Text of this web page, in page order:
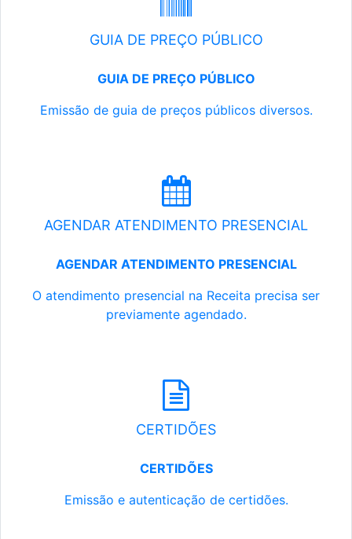
GUIA DE PREÇO PÚBLICO
GUIA DE PREÇO PÚBLICO
Emissão de guia de preços públicos diversos.
AGENDAR ATENDIMENTO PRESENCIAL
AGENDAR ATENDIMENTO PRESENCIAL
O atendimento presencial na Receita precisa ser
previamente agendado.
CERTIDÕES
CERTIDÕES
Emissão e autenticação de certidões.